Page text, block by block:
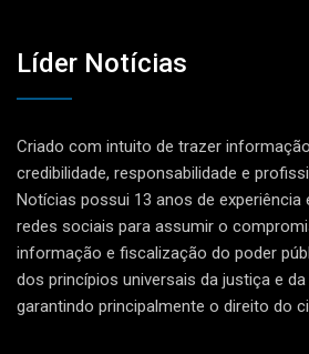
Líder Notícias
Criado com intuito de trazer
credibilidade, responsabilidade e
Notícias possui 13 anos de experiência
redes sociais para assumir o
informação e fiscalização do poder
dos princípios universais da justiça e
garantindo principalmente o direito do